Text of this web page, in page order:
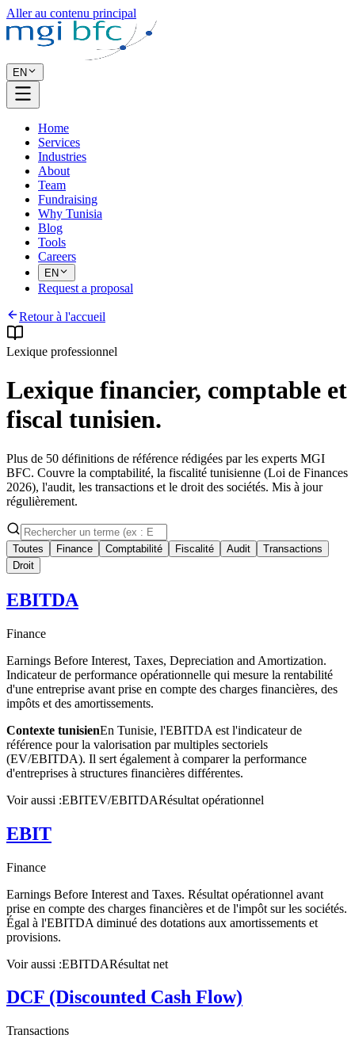
Aller au contenu principal
EN
Home
Services
Industries
About
Team
Fundraising
Why Tunisia
Blog
Tools
Careers
EN
Request a proposal
Retour à l'accueil
Lexique professionnel
Lexique financier, comptable et
fiscal tunisien.
Plus de 50 définitions de référence rédigées par les experts MGI
BFC. Couvre la comptabilité, la fiscalité tunisienne (Loi de Finances
2026), l'audit, les transactions et le droit des sociétés. Mis à jour
régulièrement.
Toutes Finance Comptabilité Fiscalité Audit
Transactions
Droit
EBITDA
Finance
Earnings Before Interest, Taxes, Depreciation and Amortization.
Indicateur de performance opérationnelle qui mesure la rentabilité
d'une entreprise avant prise en compte des charges financières, des
impôts et des amortissements.
Contexte tunisienEn Tunisie, l'EBITDA est l'indicateur de
référence pour la valorisation par multiples sectoriels
(EV/EBITDA). Il sert également à comparer la performance
d'entreprises à structures financières différentes.
Voir aussi :EBITEV/EBITDARésultat opérationnel
EBIT
Finance
Earnings Before Interest and Taxes. Résultat opérationnel avant
prise en compte des charges financières et de l'impôt sur les sociétés.
Égal à l'EBITDA diminué des dotations aux amortissements et
provisions.
Voir aussi :EBITDARésultat net
DCF (Discounted Cash Flow)
Transactions